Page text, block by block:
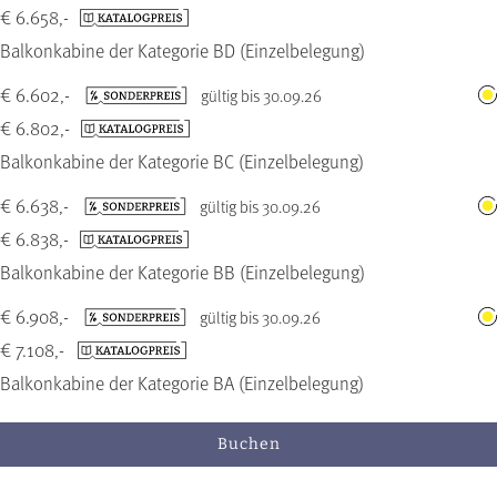
Balkonkabine der Kategorie BD (Einzelbelegung)
€ 6.658,-
Balkonkabine der Kategorie BC (Einzelbelegung)
€ 6.602,- gültig bis 30.09.26
€ 6.802,-
Balkonkabine der Kategorie BB (Einzelbelegung)
€ 6.638,- gültig bis 30.09.26
€ 6.838,-
Balkonkabine der Kategorie BA (Einzelbelegung)
€ 6.908,- gültig bis 30.09.26
€ 7.108,-
Buchen